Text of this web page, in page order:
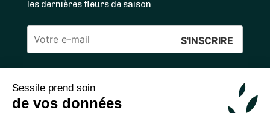
Sessile prend soin
de vos données
les dernières fleurs de saison
ce
champ
vide.
4.4/5 ⭐ | 120 000+ bouquets livrés |
Achats 100% sécurisés